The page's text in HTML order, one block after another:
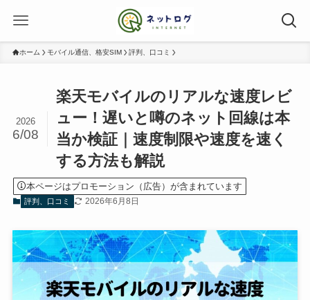
ホーム モバイル通信、格安SIM 評判、口コミ
楽天モバイルのリアルな速度レビ
ュー！遅いと噂のネット回線は本
当か検証｜速度制限や速度を速く
する方法も解説
2026
6/08
本ページはプロモーション（広告）が含まれています
評判、口コミ 2026年6月8日